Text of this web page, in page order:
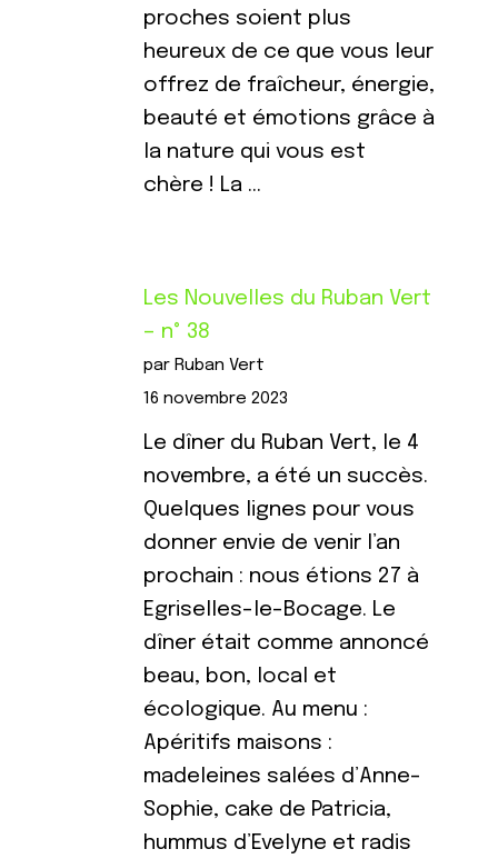
proches soient plus
heureux de ce que vous leur
offrez de fraîcheur, énergie,
beauté et émotions grâce à
la nature qui vous est
chère ! La …
Les Nouvelles du Ruban Vert
– n° 38
par Ruban Vert
16 novembre 2023
Le dîner du Ruban Vert, le 4
novembre, a été un succès.
Quelques lignes pour vous
donner envie de venir l’an
prochain : nous étions 27 à
Egriselles-le-Bocage. Le
dîner était comme annoncé
beau, bon, local et
écologique. Au menu :
Apéritifs maisons :
madeleines salées d’Anne-
Sophie, cake de Patricia,
hummus d’Evelyne et radis